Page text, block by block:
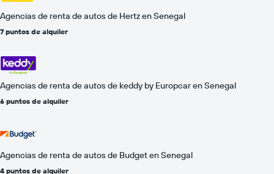
Agencias de renta de autos de Hertz en Senegal
7 puntos de alquiler
Agencias de renta de autos de keddy by Europcar en Senegal
6 puntos de alquiler
Agencias de renta de autos de Budget en Senegal
4 puntos de alquiler